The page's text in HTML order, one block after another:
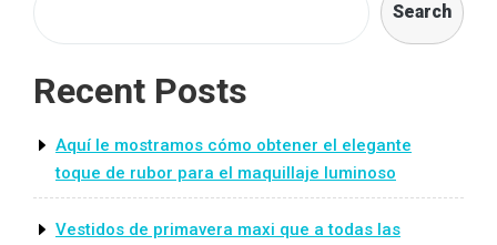
Search
Recent Posts
Aquí le mostramos cómo obtener el elegante
toque de rubor para el maquillaje luminoso
Vestidos de primavera maxi que a todas las